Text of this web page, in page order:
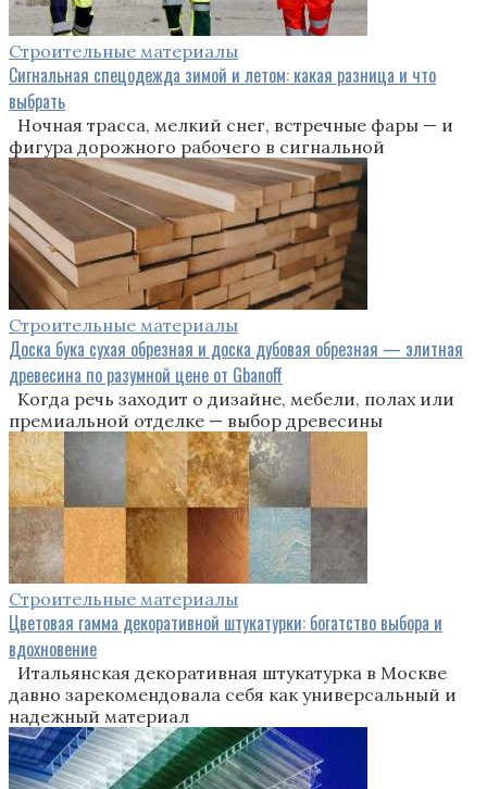
Строительные материалы
Сигнальная спецодежда зимой и летом: какая разница и что
выбрать
Ночная трасса, мелкий снег, встречные фары — и
фигура дорожного рабочего в сигнальной
Строительные материалы
Доска бука сухая обрезная и доска дубовая обрезная — элитная
древесина по разумной цене от Gbanoff
Когда речь заходит о дизайне, мебели, полах или
премиальной отделке — выбор древесины
Строительные материалы
Цветовая гамма декоративной штукатурки: богатство выбора и
вдохновение
Итальянская декоративная штукатурка в Москве
давно зарекомендовала себя как универсальный и
надежный материал